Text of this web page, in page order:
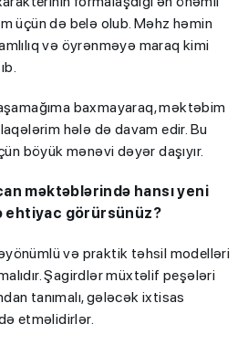
üçün də belə olub. Məhz həmin
və öyrənməyə maraq kimi
baxmayaraq, məktəbim
hələ də davam edir. Bu
böyük mənəvi dəyər daşıyır.
məktəblərində hansı yeni
ehtiyac görürsünüz?
və praktik təhsil modelləri
Şagirdlər müxtəlif peşələri
tanımalı, gələcək ixtisas
etməlidirlər.